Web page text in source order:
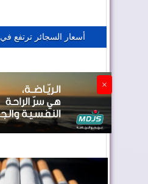
أسعار السجائر ترتفع في 2026
×